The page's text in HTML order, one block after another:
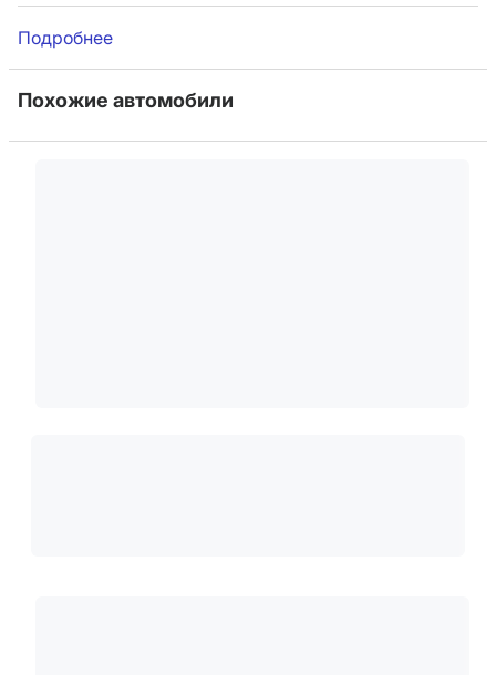
Подробнее
Похожие автомобили